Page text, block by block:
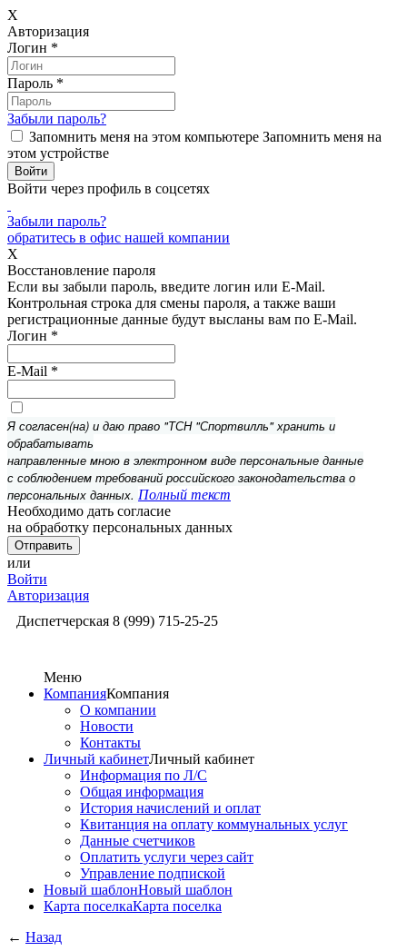
X
Авторизация
Логин *
Пароль *
Забыли пароль?
Запомнить меня на этом компьютере Запомнить меня на
этом устройстве
Войти через профиль в соцсетях
Забыли пароль?
обратитесь в офис нашей компании
X
Восстановление пароля
Если вы забыли пароль, введите логин или E-Mail.
Контрольная строка для смены пароля, а также ваши
регистрационные данные будут высланы вам по E-Mail.
Логин *
E-Mail *
Я согласен(на) и даю право "ТСН "Спортвилль" хранить и
обрабатывать
направленные мною в электронном виде персональные данные
с соблюдением требований российского законодательства о
персональных данных. Полный текст
Необходимо дать согласие
на обработку персональных данных
или
Войти
Авторизация
Диспетчерская 8 (999) 715-25-25
Меню
КомпанияКомпания
О компании
Новости
Контакты
Личный кабинетЛичный кабинет
Информация по Л/С
Общая информация
История начислений и оплат
Квитанция на оплату коммунальных услуг
Данные счетчиков
Оплатить услуги через сайт
Управление подпиской
Новый шаблонНовый шаблон
Карта поселкаКарта поселка
← Назад